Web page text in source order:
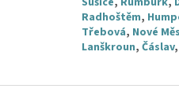
Radhoštěm,
Třebová, Nové
Lanškroun, Čáslav,